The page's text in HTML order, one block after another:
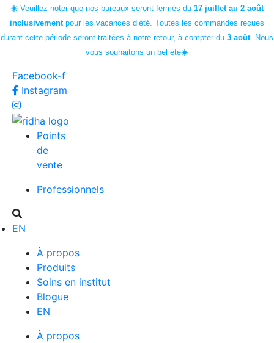
☀️ Veuillez noter que nos bureaux seront fermés du 17 juillet au 2 août
inclusivementpour les vacances d’été. Toutes les commandes reçues
durant cette période seront traitées à notre retour, à compter du 3 août. Nous
vous souhaitons un bel été☀️
Facebook-f
Instagram
Points
de
vente
Professionnels
EN
À propos
Produits
Soins en institut
Blogue
EN
À propos